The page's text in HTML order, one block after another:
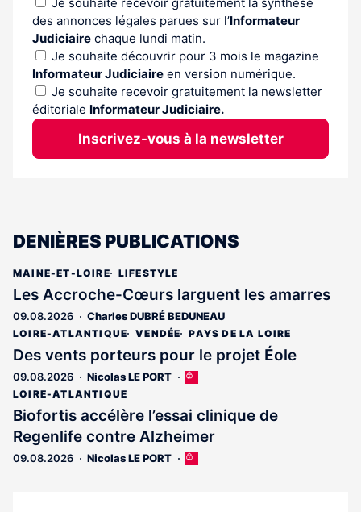
des annonces légales parues sur l’Informateur
Judiciaire chaque lundi matin.
Je souhaite découvrir pour 3 mois le magazine
Informateur Judiciaire en version numérique.
Je souhaite recevoir gratuitement la newsletter
éditoriale Informateur Judiciaire.
Inscrivez-vous à la newsletter
DENIÈRES PUBLICATIONS
MAINE-ET-LOIRE LIFESTYLE
Les Accroche-Cœurs larguent les amarres
09.08.2026 Charles DUBRÉ BEDUNEAU
LOIRE-ATLANTIQUE VENDÉE PAYS DE LA LOIRE
Des vents porteurs pour le projet Éole
09.08.2026 Nicolas LE PORT
Cet
est
réservé
aux
abonnés
LOIRE-ATLANTIQUE
Biofortis accélère l’essai clinique de
Regenlife contre Alzheimer
09.08.2026 Nicolas LE PORT
Cet